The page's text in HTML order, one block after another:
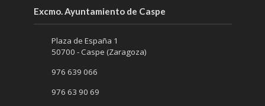
Excmo. Ayuntamiento de Caspe
Plaza de España 1
50700 - Caspe (Zaragoza)
976 639 066
976 63 90 69